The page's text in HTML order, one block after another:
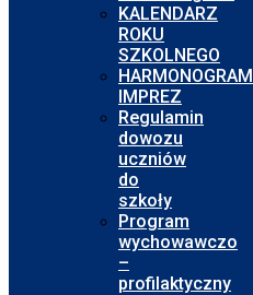
KALENDARZ
ROKU
SZKOLNEGO
HARMONOGRAM
IMPREZ
Regulamin
dowozu
uczniów
do
szkoły
Program
wychowawczo
–
profilaktyczny